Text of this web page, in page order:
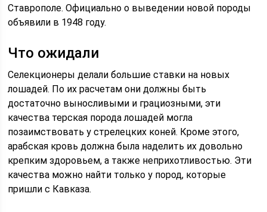
Ставрополе. Официально о выведении новой породы
объявили в 1948 году.
Что ожидали
Селекционеры делали большие ставки на новых
лошадей. По их расчетам они должны быть
достаточно выносливыми и грациозными, эти
качества терская порода лошадей могла
позаимствовать у стрелецких коней. Кроме этого,
арабская кровь должна была наделить их довольно
крепким здоровьем, а также неприхотливостью. Эти
качества можно найти только у пород, которые
пришли с Кавказа.